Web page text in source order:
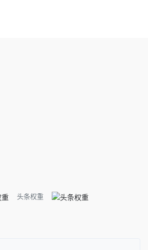
头条权重